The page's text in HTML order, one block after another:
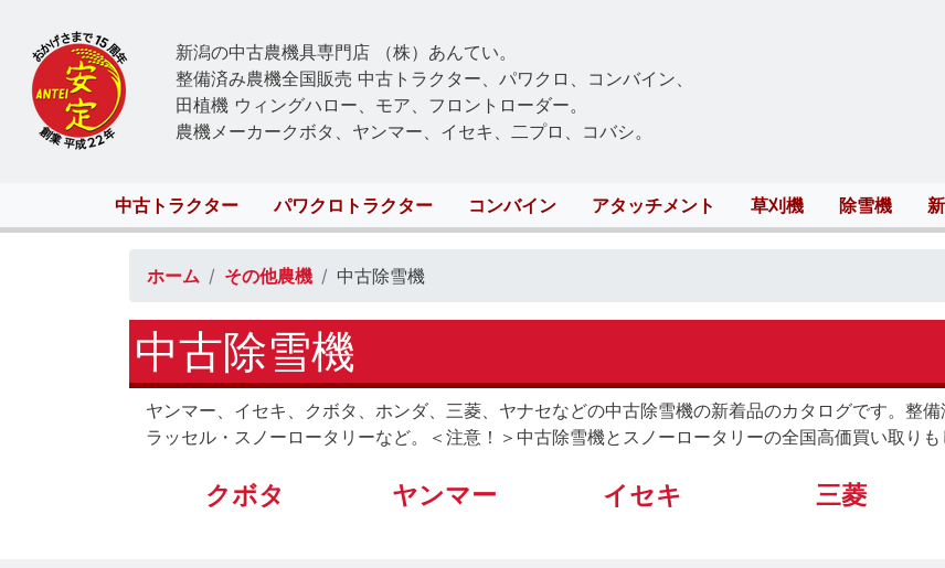
新潟の中古農機具専門店 （株）あんてい。
整備済み農機全国販売 中古トラクター、パワクロ、コンバイン、
田植機 ウィングハロー、モア、フロントローダー。
農機メーカークボタ、ヤンマー、イセキ、二プロ、コバシ。
Main
navigation
中古トラクター パワクロトラクター コンバイン アタッチメント 草刈機 除雪機
ホーム その他農機 中古除雪機
中古除雪機
ヤンマー、 イセキ、クボタ、ホンダ、三菱、ヤナセなどの中古除雪機の新着品のカタログです。整
ラッセル・スノーロータリーなど。＜注意！＞中古除雪機とスノーロータリーの全国高価買い取りも
クボタ ヤンマー イセキ 三菱